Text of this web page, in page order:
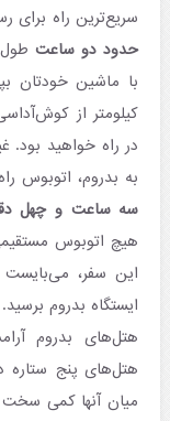
سریع‌ترین راه
حدود دو ساعتطول
در راه خواهید بود.
به بدروم، اتوبوس
سه ساعت و چهل
هیچ اتوبوس
ایستگاه بدروم برسید.
هتل‌های بدروم
هتل‌های پنج ستاره
میان آنها کمی سخت